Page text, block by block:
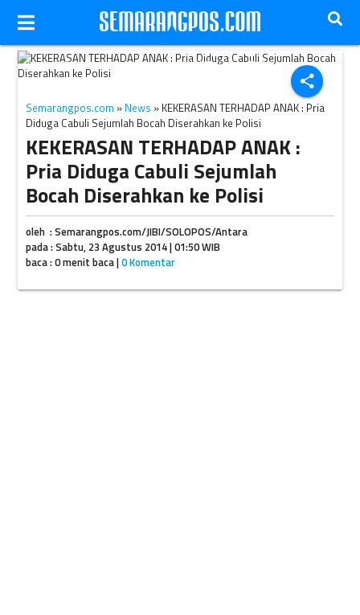
share
Ilustrasi kekerasan terhadap anak (JIBI/Solopos/Dok.)
Semarangpos.com » News » KEKERASAN TERHADAP ANAK : Pria
Diduga Cabuli Sejumlah Bocah Diserahkan ke Polisi
KEKERASAN TERHADAP ANAK :
Pria Diduga Cabuli Sejumlah
Bocah Diserahkan ke Polisi
oleh : Semarangpos.com/JIBI/SOLOPOS/Antara
pada : Sabtu, 23 Agustus 2014 | 01:50 WIB
baca : 0 menit baca |0 Komentar